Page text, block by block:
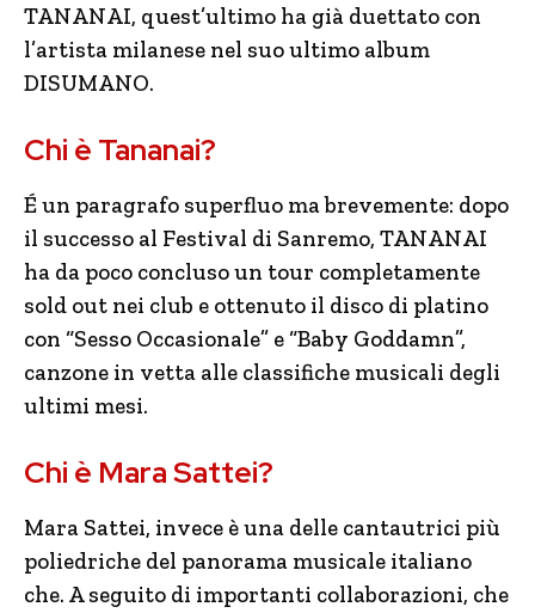
TANANAI, quest’ultimo ha già duettato con
l’artista milanese nel suo ultimo album
DISUMANO.
Chi è Tananai?
É un paragrafo superfluo ma brevemente: dopo
il successo al Festival di Sanremo, TANANAI
ha da poco concluso un tour completamente
sold out nei club e ottenuto il disco di platino
con “Sesso Occasionale” e “Baby Goddamn”,
canzone in vetta alle classifiche musicali degli
ultimi mesi.
Chi è Mara Sattei?
Mara Sattei, invece è una delle cantautrici più
poliedriche del panorama musicale italiano
che. A seguito di importanti collaborazioni, che